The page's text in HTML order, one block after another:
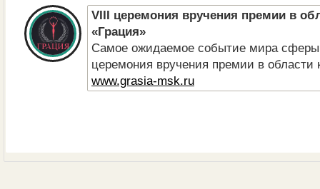
VIII церемония вручения премии в
«Грация»
Самое ожидаемое событие мира сферы
церемония вручения премии в области
www.grasia-msk.ru